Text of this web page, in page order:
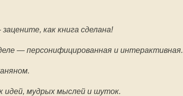
как книга сделана!⠀
— персонифицированная и интерактивная.
идей, мудрых мыслей и шуток.